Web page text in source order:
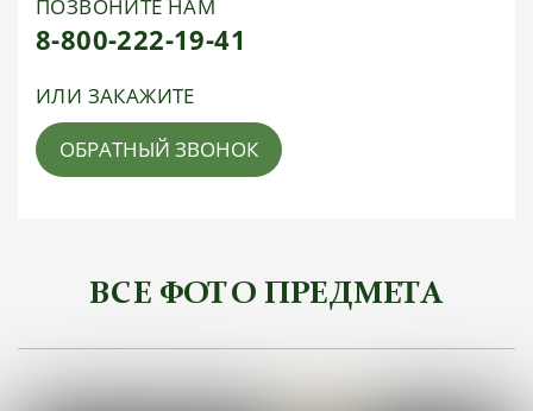
ПОЗВОНИТЕ НАМ
8-800-222-19-41
ИЛИ ЗАКАЖИТЕ
ОБРАТНЫЙ ЗВОНОК
ВСЕ ФОТО ПРЕДМЕТА